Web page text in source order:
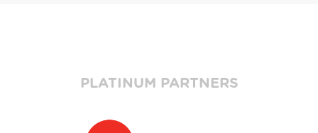
PLATINUM PARTNERS